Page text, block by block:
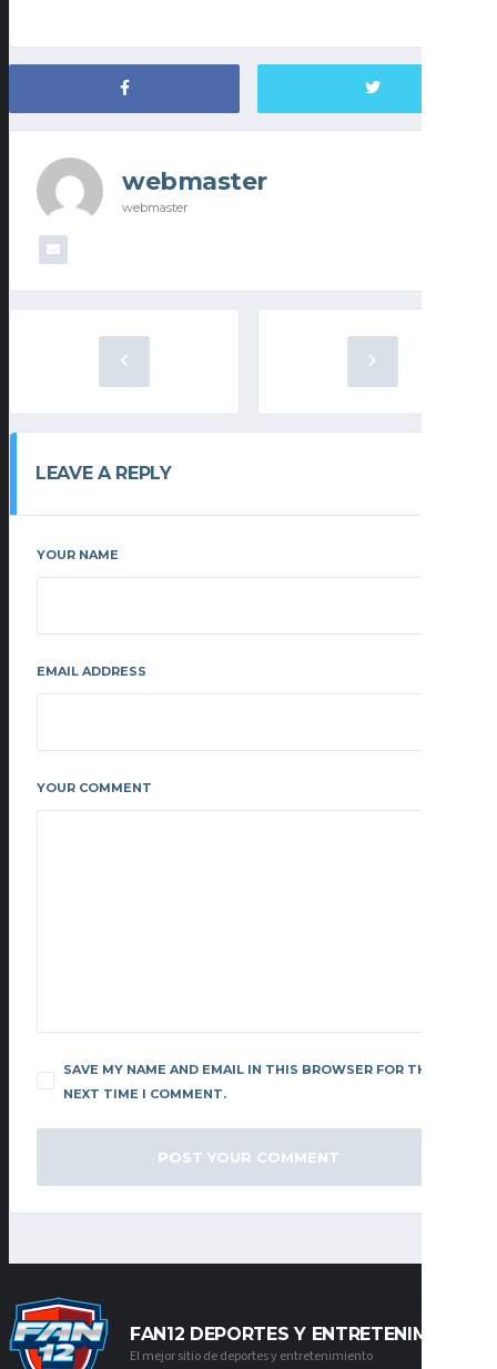
webmaster
webmaster
LEAVE A REPLY
YOUR NAME
EMAIL ADDRESS
YOUR COMMENT
SAVE MY NAME AND EMAIL IN THIS BROWSER FOR THE
NEXT TIME I COMMENT.
FAN12 DEPORTES Y ENTRETENIMIENTO
El mejor sitio de deportes y entretenimiento